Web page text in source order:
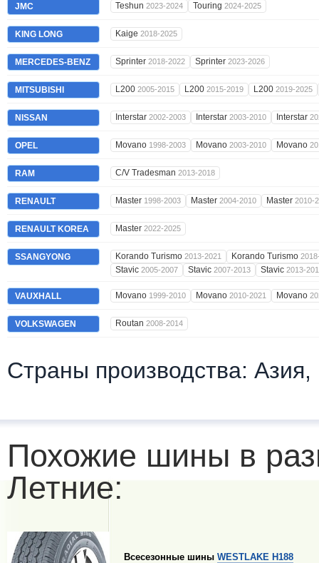
JMC Teshun 2023-2024 Touring 2024-2025
KING LONG Kaige 2018-2025
MERCEDES-BENZ Sprinter 2018-2022 Sprinter 2023-2026
MITSUBISHI L200 2005-2015 L200 2015-2019 L200 2019-2025
NISSAN Interstar 2002-2003 Interstar 2003-2010 Interstar
OPEL Movano 1998-2003 Movano 2003-2010 Movano
RAM C/V Tradesman 2013-2018
RENAULT Master 1998-2003 Master 2004-2010 Master 2010-
RENAULT KOREA Master 2022-2025
SSANGYONG Korando Turismo 2013-2021 Korando Turismo
Stavic 2005-2007 Stavic 2007-2013 Stavic 2013-
VAUXHALL Movano 1999-2010 Movano 2010-2021 Movano
VOLKSWAGEN Routan 2008-2014
Страны производства: Азия,
Похожие шины в
Летние:
Всесезонные шины WESTLAKE H188